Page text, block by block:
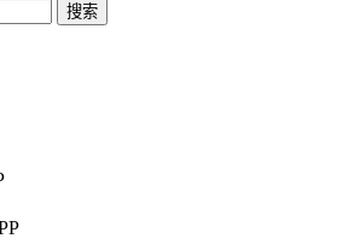
搜索